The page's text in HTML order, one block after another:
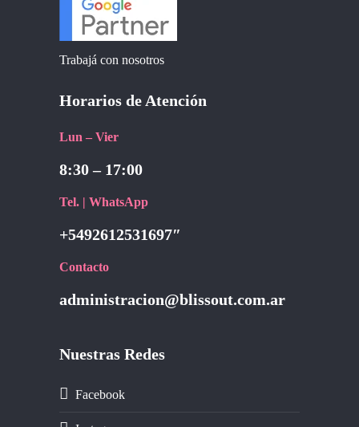
Trabajá con nosotros
Horarios de Atención
Lun – Vier
8:30 – 17:00
Tel. | WhatsApp
+5492612531697″
Contacto
administracion@blissout.com.ar
Nuestras Redes
Facebook